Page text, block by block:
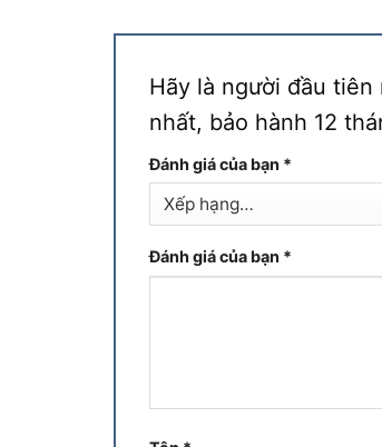
Hãy là người đầu tiên
nhất, bảo hành 12
Đánh giá của bạn *
Đánh giá của bạn *